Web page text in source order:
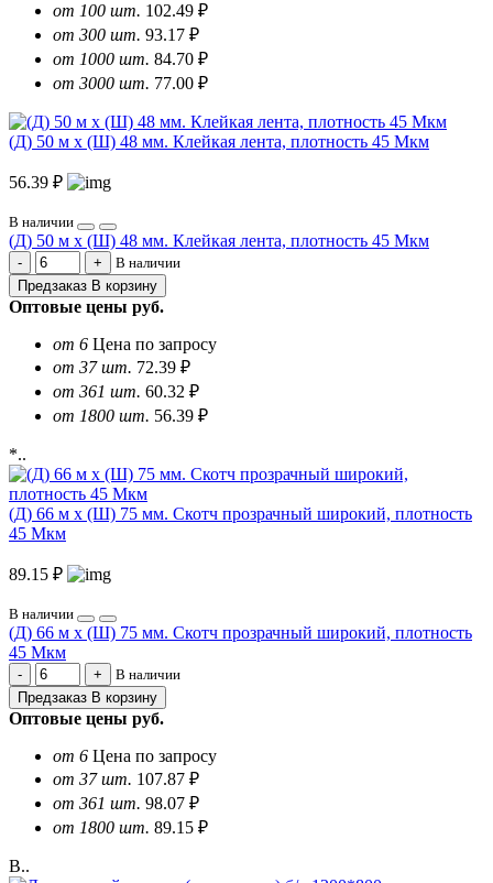
от 100 шт. 102.49 ₽
от 300 шт. 93.17 ₽
от 1000 шт. 84.70 ₽
от 3000 шт. 77.00 ₽
(Д) 50 м х (Ш) 48 мм. Клейкая лента, плотность 45 Мкм
56.39 ₽
В наличии
(Д) 50 м х (Ш) 48 мм. Клейкая лента, плотность 45 Мкм
В наличии
Предзаказ В корзину
Оптовые цены руб.
от 6 Цена по запросу
от 37 шт. 72.39 ₽
от 361 шт. 60.32 ₽
от 1800 шт. 56.39 ₽
*..
(Д) 66 м х (Ш) 75 мм. Скотч прозрачный широкий, плотность
45 Мкм
89.15 ₽
В наличии
(Д) 66 м х (Ш) 75 мм. Скотч прозрачный широкий, плотность
45 Мкм
В наличии
Предзаказ В корзину
Оптовые цены руб.
от 6 Цена по запросу
от 37 шт. 107.87 ₽
от 361 шт. 98.07 ₽
от 1800 шт. 89.15 ₽
В..